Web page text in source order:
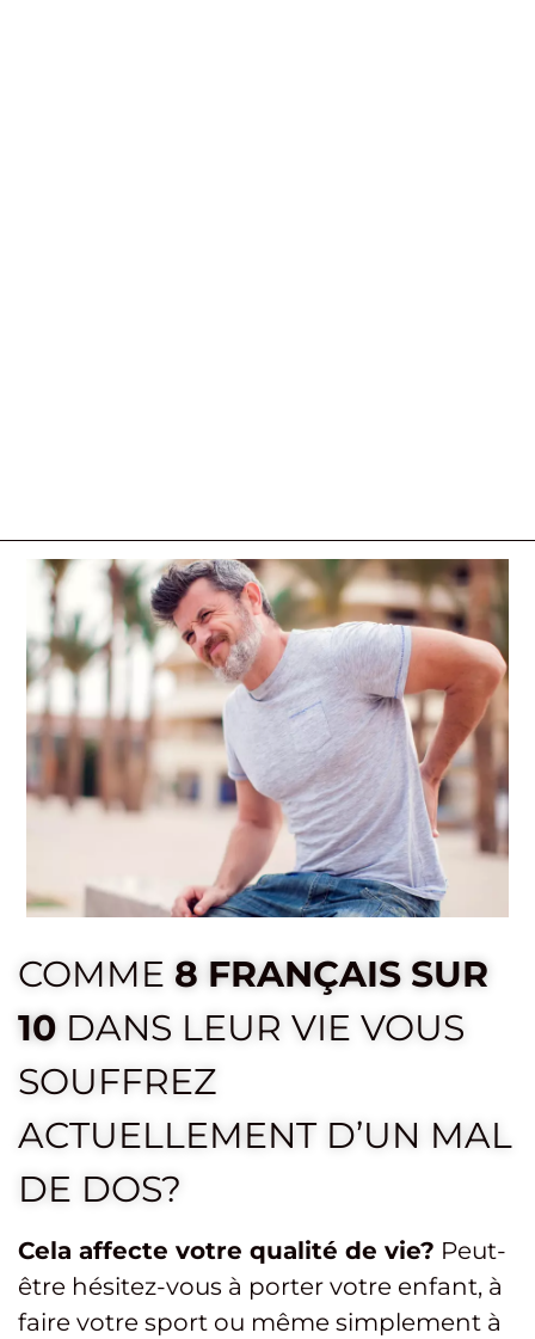
COMME 8 FRANÇAIS SUR
10 DANS LEUR VIE VOUS
SOUFFREZ
ACTUELLEMENT D’UN MAL
DE DOS?
Cela affecte votre qualité de vie? Peut-
être hésitez-vous à porter votre enfant, à
faire votre sport ou même simplement à